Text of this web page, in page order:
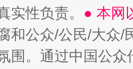
实性负责。 ● 本网
和公众/公民/大众
围。通过中国公